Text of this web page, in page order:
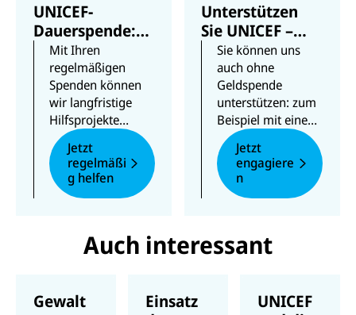
UNICEF-
Dauerspende:
Kindern
regelmäßig
helfen
Mit Ihren
regelmäßigen
Spenden können
wir langfristige
Hilfsprojekte
planen und sofort
auf Krisen
reagieren. Ihre
Spende wird dort
gebraucht wird.
Jetzt
regelmäßi
g helfen
Unterstützen
Sie UNICEF –
auch ohne
Geldspende
Sie können uns
auch ohne
Geldspende
unterstützen: zum
Beispiel mit einem
Ehrenamt oder
Newsletter-Abo,
indem Sie an
Umfragen
Medien teilen.
Jetzt
engagiere
n
Auch interessant
Gewalt
Einsatz
UNICEF